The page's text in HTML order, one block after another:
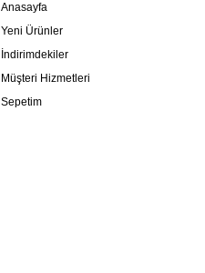
Anasayfa
Yeni Ürünler
İndirimdekiler
Müşteri Hizmetleri
Sepetim